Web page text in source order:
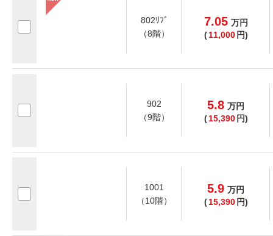
802ﾘﾌﾞ
（8階）
7.05 万円
( 11,000 円)
902
（9階）
5.8 万円
( 15,390 円)
1001
（10階）
5.9 万円
( 15,390 円)